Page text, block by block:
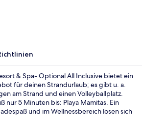
& Spa- Optional All Inclusive bietet ein
für deinen Strandurlaub; es gibt u. a.
am Strand und einen Volleyballplatz.
nur 5 Minuten bis: Playa Mamitas. Ein
und im Wellnessbereich lösen sich